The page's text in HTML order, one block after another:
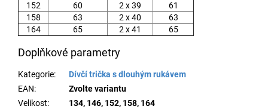
152
60 2 x 39
61
158
63 2 x 40
63
164
65 2 x 41 65
Doplňkové parametry
Kategorie:
Dívčí trička s dlouhým rukávem
EAN:
Zvolte variantu
Velikost:
134, 146, 152, 158, 164